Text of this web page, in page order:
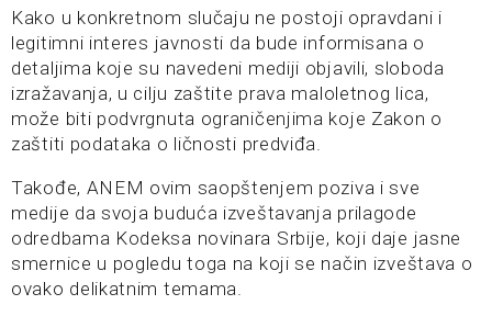
Kako u konkretnom slučaju ne postoji opravdani i
legitimni interes javnosti da bude informisana o
detaljima koje su navedeni mediji objavili, sloboda
izražavanja, u cilju zaštite prava maloletnog lica,
može biti podvrgnuta ograničenjima koje Zakon o
zaštiti podataka o ličnosti predviđa.
Takođe, ANEM ovim saopštenjem poziva i sve
medije da svoja buduća izveštavanja prilagode
odredbama Kodeksa novinara Srbije, koji daje jasne
smernice u pogledu toga na koji se način izveštava o
ovako delikatnim temama.